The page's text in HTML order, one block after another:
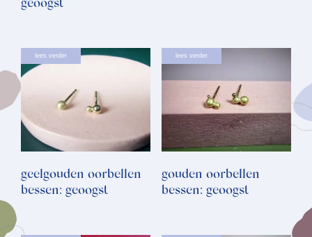
geoogst
lees verder
geelgouden oorbellen
bessen: geoogst
lees verder
gouden oorbellen
bessen: geoogst